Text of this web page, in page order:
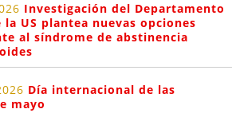
Investigación del Departamento
US plantea nuevas opciones
al síndrome de abstinencia
Día internacional de las
mayo